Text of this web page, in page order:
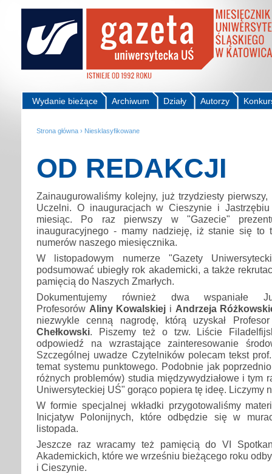
Autorzy
Działy
Archiwum
Wydanie bieżące
Strona główna › Niesklasyfikowane
OD REDAKCJI
Zainaugurowaliśmy kolejny, już trzydziesty
Uczelni. O inauguracjach w Cieszynie i
miesiąc. Po raz pierwszy w "Gazecie"
inauguracyjnego - mamy nadzieję, iż stanie się to
numerów naszego miesięcznika.
W listopadowym numerze "Gazety
podsumować ubiegły rok akademicki, a także
pamięcią do Naszych Zmarłych.
Dokumentujemy również dwa wspaniałe
Profesorów Aliny Kowalskiej i Andrzeja
niezwykle cenną nagrodę, którą uzyskał
Chełkowski. Piszemy też o tzw. Liście
odpowiedź na wzrastające zainteresowanie
Szczególnej uwadze Czytelników polecam tekst
temat systemu punktowego. Podobnie jak
różnych problemów) studia międzywydziałowe i tym
Uniwersyteckiej UŚ" gorąco popiera tę ideę. Liczymy
W formie specjalnej wkładki przygotowaliśmy
Inicjatyw Polonijnych, które odbędzie się w
listopada.
Jeszcze raz wracamy też pamięcią do VI
Akademickich, które we wrześniu bieżącego roku
i Cieszynie.